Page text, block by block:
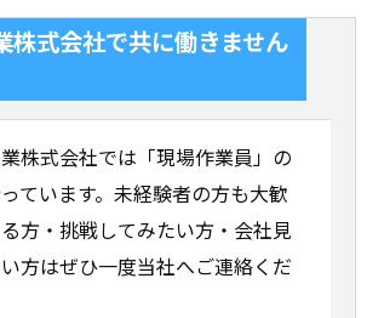
株式会社で共に働きません
株式会社では「現場作業員」の
ています。未経験者の方も大歓
方・挑戦してみたい方・会社見
方はぜひ一度当社へご連絡くだ